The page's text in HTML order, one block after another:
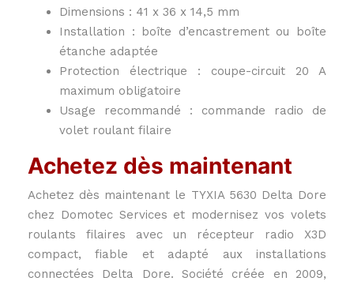
Dimensions : 41 x 36 x 14,5 mm
Installation : boîte d’encastrement ou boîte
étanche adaptée
Protection électrique : coupe-circuit 20 A
maximum obligatoire
Usage recommandé : commande radio de
volet roulant filaire
Achetez dès maintenant
Achetez dès maintenant le TYXIA 5630 Delta Dore
chez Domotec Services et modernisez vos volets
roulants filaires avec un récepteur radio X3D
compact, fiable et adapté aux installations
connectées Delta Dore. Société créée en 2009,